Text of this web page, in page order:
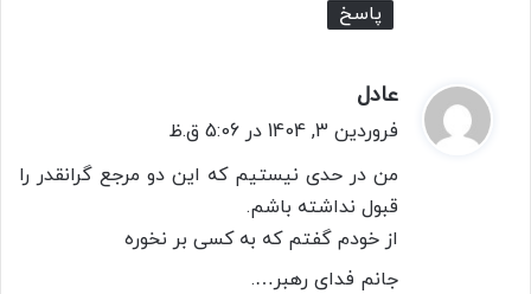
پاسخ
عادل
ف
:
فروردین 3, 1404 در 5:06 ق.ظ
من در حدی نیستیم که این دو مرجع گرانقدر را
قبول نداشته باشم.
از خودم گفتم که به کسی بر نخوره
جانم فدای رهبر….